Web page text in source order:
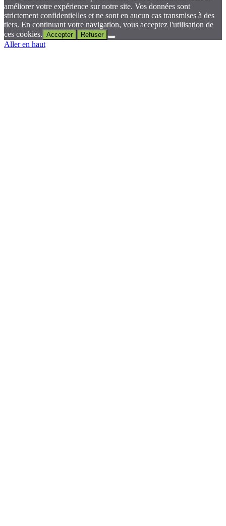
améliorer votre expérience sur notre site. Vos données sont
strictement confidentielles et ne sont en aucun cas transmises à des
tiers. En continuant votre navigation, vous acceptez l'utilisation de
ces cookies. Accepter Refuser
Aller en haut